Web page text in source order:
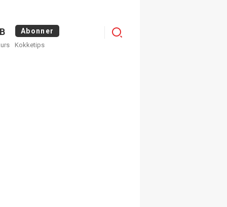
Abonner
Kokketips
Menu